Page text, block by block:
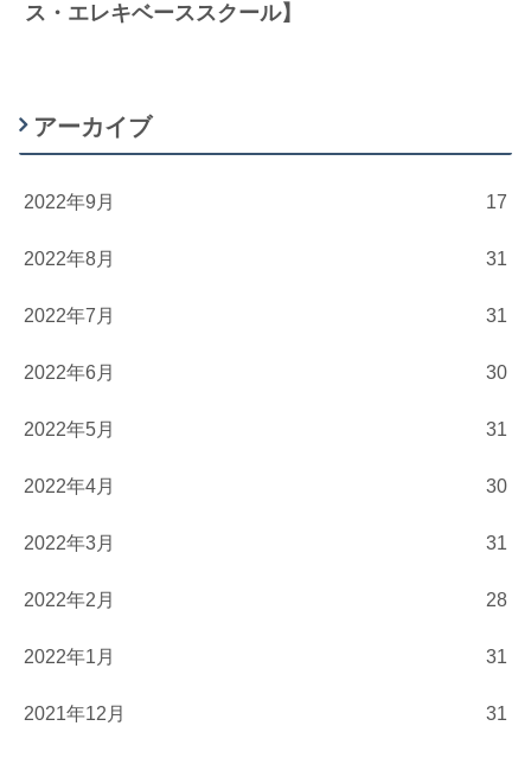
ス・エレキベーススクール】
アーカイブ
2022年9月 17
2022年8月 31
2022年7月 31
2022年6月 30
2022年5月 31
2022年4月 30
2022年3月 31
2022年2月 28
2022年1月 31
2021年12月 31